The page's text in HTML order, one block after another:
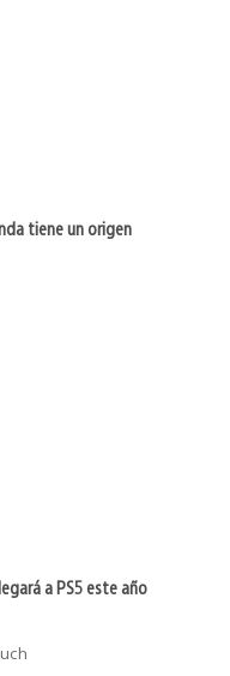
tiene un origen
a PS5 este año